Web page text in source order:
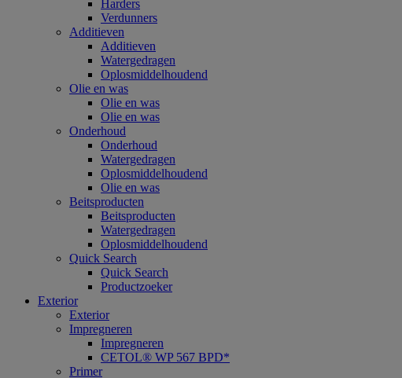
Harders
Verdunners
Additieven
Additieven
Watergedragen
Oplosmiddelhoudend
Olie en was
Olie en was
Olie en was
Onderhoud
Onderhoud
Watergedragen
Oplosmiddelhoudend
Olie en was
Beitsproducten
Beitsproducten
Watergedragen
Oplosmiddelhoudend
Quick Search
Quick Search
Productzoeker
Exterior
Exterior
Impregneren
Impregneren
CETOL® WP 567 BPD*
Primer